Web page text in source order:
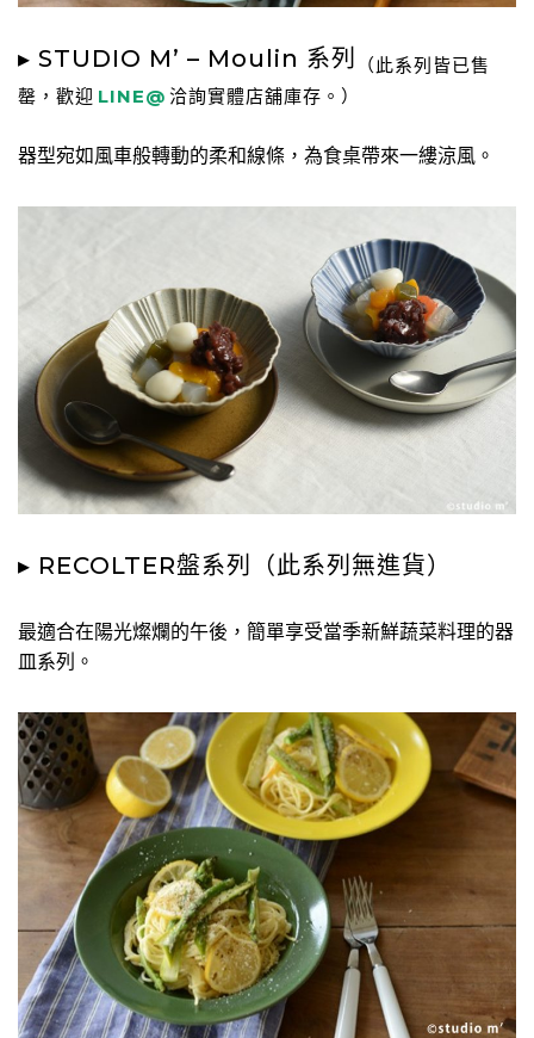
▸ STUDIO M’ – Moulin 系列
（此系列皆已售
罄，歡迎 LINE@ 洽詢實體店舖庫存。）
器型宛如風車般轉動的柔和線條，為食桌帶來一縷涼風。
▸ RECOLTER盤系列（此系列無進貨）
最適合在陽光燦爛的午後，簡單享受當季新鮮蔬菜料理的器
皿系列。